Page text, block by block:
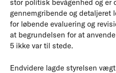
stor politisk bevågenhed og er
gennemgribende og detaljeret
for løbende evaluering og
at begrundelsen for at
5 ikke var til stede.
Endvidere lagde styrelsen